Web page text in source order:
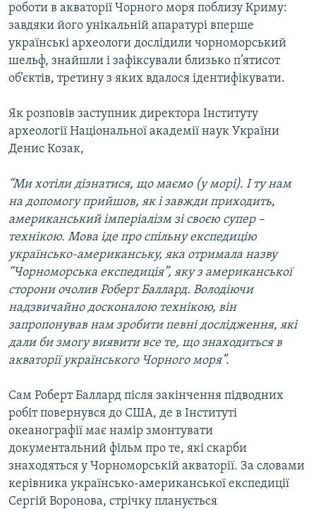
Усі сайти RFE/RL
роботи в акваторії Чорного моря поблизу Криму:
завдяки його унікальній апаратурі вперше
українські археологи дослідили чорноморський
шельф, знайшли і зафіксували близько п’ятисот
об’єктів, третину з яких вдалося ідентифікувати.
Як розповів заступник директора Інституту
археології Національної академії наук України
Денис Козак,
“Ми хотіли дізнатися, що маємо (у морі). І ту нам
на допомогу прийшов, як і завжди приходить,
американський імперіалізм зі своєю супер –
технікою. Мова іде про спільну експедицію
українсько-американську, яка отримала назву
“Чорноморська експедиція”, яку з американської
сторони очолив Роберт Баллард. Володіючи
надзвичайно досконалою технікою, він
запропонував нам зробити певні дослідження, які
дали би змогу виявити все те, що знаходиться в
акваторії українського Чорного моря”.
Сам Роберт Баллард після закінчення підводних
робіт повернувся до США, де в Інституті
океанографії має намір змонтувати
документальний фільм про те, які скарби
знаходяться у Чорноморській акваторії. За словами
керівника українсько-американської експедиції
Сергій Воронова, стрічку планується